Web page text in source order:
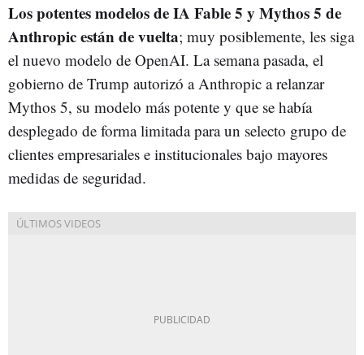
Los potentes modelos de IA Fable 5 y Mythos 5 de
Anthropic están de vuelta; muy posiblemente, les siga
el nuevo modelo de OpenAI. La semana pasada, el
gobierno de Trump autorizó a Anthropic a relanzar
Mythos 5, su modelo más potente y que se había
desplegado de forma limitada para un selecto grupo de
clientes empresariales e institucionales bajo mayores
medidas de seguridad.